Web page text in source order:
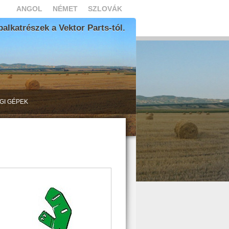
ANGOL NÉMET SZLOVÁK
a Vektor Parts-tól.
GÉPEK